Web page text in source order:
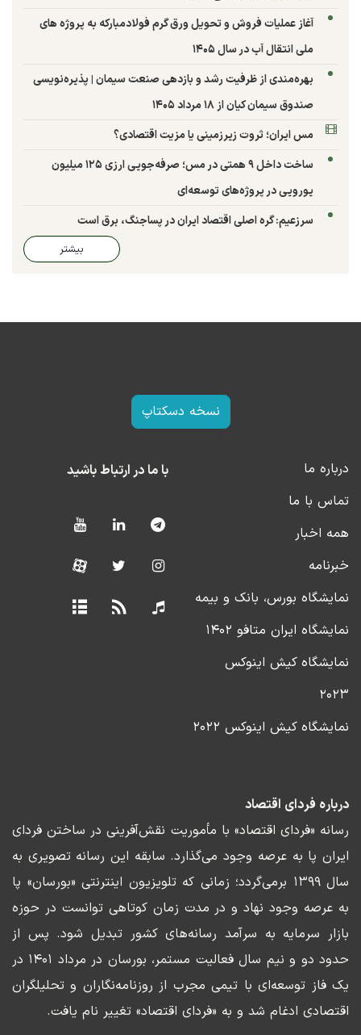
آغاز عملیات فروش و تحویل ورق گرم فولادمبارکه به پروژه های
ملی انتقال آب در سال ۱۴۰۵
بهره‌مندی از ظرفیت رشد و بازدهی صنعت سیمان | پذیره‌نویسی
صندوق سیمان کیان از ۱۸ مرداد ۱۴۰۵
مس ایران؛ ثروت زیرزمینی یا مزیت اقتصادی؟
ساخت داخل ۹ همتی در مس؛ صرفه‌جویی ارزی ۱۲۵ میلیون
یورویی در پروژه‌های توسعه‌ای
سرزعیم: گره اصلی اقتصاد ایران در پساجنگ، برق است
بیشتر
نسخه دسکتاپ
درباره ما
تماس با ما
همه اخبار
خبرنامه
نمایشگاه بورس، بانک و بیمه
نمایشگاه ایران متافو ۱۴۰۲
نمایشگاه کیش اینوکس
۲۰۲۳
نمایشگاه کیش اینوکس ۲۰۲۲
با ما در ارتباط باشید
درباره فردای اقتصاد
رسانه «فردای اقتصاد» با مأموریت نقش‌آفرینی در ساختن فردای
ایران پا به عرصه وجود می‌گذارد. سابقه این رسانه تصویری به
سال ۱۳۹۹ برمی‌گردد؛ زمانی که تلویزیون اینترنتی «بورسان» پا
به عرصه وجود نهاد و در مدت زمان کوتاهی توانست در حوزه
بازار سرمایه به سرآمد رسانه‌های کشور تبدیل شود. پس از
حدود دو و نیم سال فعالیت مستمر، بورسان در مرداد ۱۴۰۱ در
یک فاز توسعه‌ای با تیمی مجرب از روزنامه‌نگاران و تحلیلگران
اقتصادی ادغام شد و به «فردای اقتصاد» تغییر نام یافت.